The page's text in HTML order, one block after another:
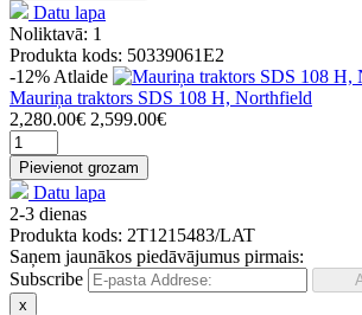
Datu lapa
Noliktavā: 1
Produkta kods: 50339061E2
-12% Atlaide
Mauriņa traktors SDS 108 H, Northfield
2,280.00€ 2,599.00€
Pievienot grozam
Datu lapa
2-3 dienas
Produkta kods: 2T1215483/LAT
Saņem jaunākos piedāvājumus pirmais:
Subscribe
x